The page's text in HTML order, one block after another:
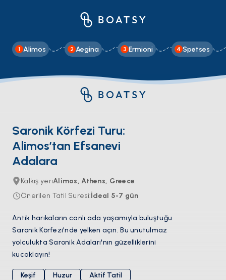
1 Alimos 2 Aegina 3 Ermioni 4 Spetses
Saronik Körfezi Turu:
Alimos’tan Efsanevi
Adalara
Kalkış yeriAlimos, Athens, Greece
Önerilen Tatil Süresi:İdeal 5-7 gün
Antik harikaların canlı ada yaşamıyla buluştuğu
Saronik Körfezi'nde yelken açın. Bu unutulmaz
yolculukta Saronik Adaları'nın güzelliklerini
kucaklayın!
Keşif Huzur
Aktif Tatil